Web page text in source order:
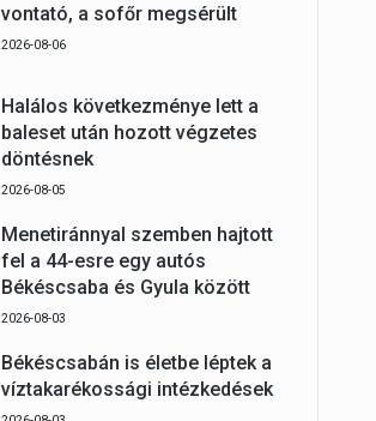
vontató, a sofőr megsérült
2026-08-06
Halálos következménye lett a
baleset után hozott végzetes
döntésnek
2026-08-05
Menetiránnyal szemben hajtott
fel a 44-esre egy autós
Békéscsaba és Gyula között
2026-08-03
Békéscsabán is életbe léptek a
víztakarékossági intézkedések